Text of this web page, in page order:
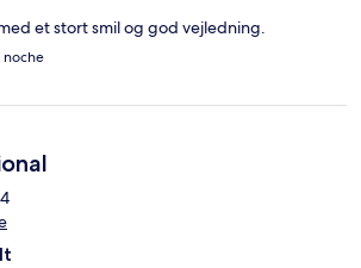
et stort smil og god vejledning.
noche